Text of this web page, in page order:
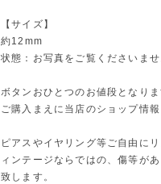
【サイズ】
約12mm
状態：お写真をご覧くださいませ
ボタンおひとつのお値段となりま
ご購入まえに当店のショップ情
ピアスやイヤリング等ご自由に
ィンテージならではの、傷等が
致します。